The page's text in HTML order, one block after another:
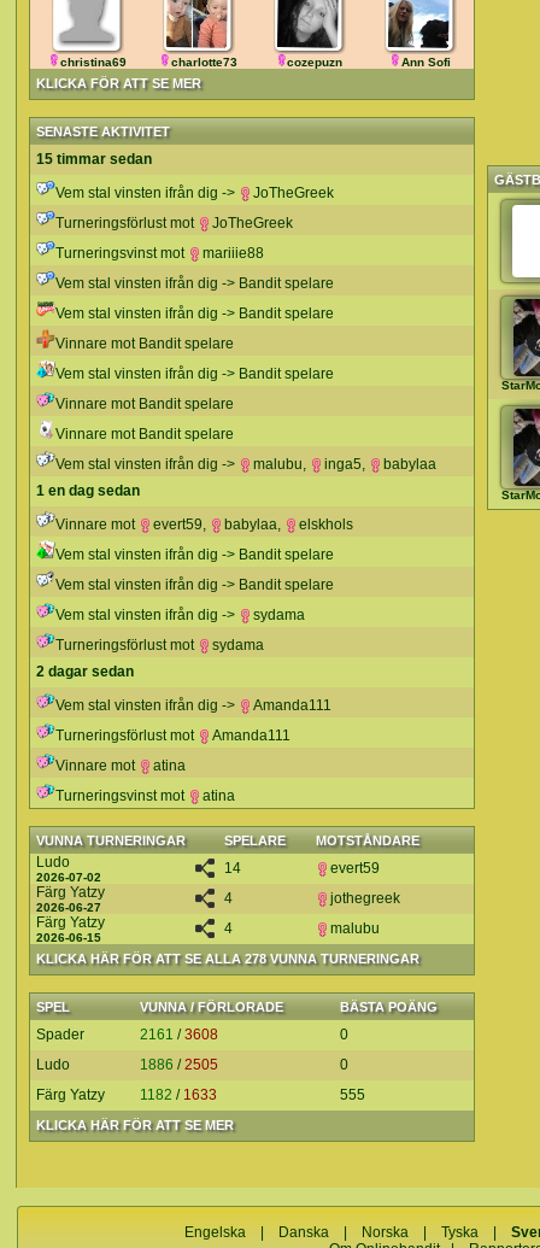
KLICKA FÖR ATT SE MER
christina69 charlotte73 cozepuzn Ann Sofi
SENASTE AKTIVITET
15 timmar sedan
Vem stal vinsten ifrån dig ->
JoTheGreek
Turneringsförlust mot
JoTheGreek
Turneringsvinst mot
mariiie88
Vem stal vinsten ifrån dig -> Bandit spelare
Vem stal vinsten ifrån dig -> Bandit spelare
Vinnare mot Bandit spelare
Vem stal vinsten ifrån dig -> Bandit spelare
Vinnare mot Bandit spelare
Vinnare mot Bandit spelare
Vem stal vinsten ifrån dig ->
malubu, inga5,
babylaa
1 en dag sedan
Vinnare mot
evert59, babylaa,
elskhols
Vem stal vinsten ifrån dig -> Bandit spelare
Vem stal vinsten ifrån dig -> Bandit spelare
Vem stal vinsten ifrån dig ->
sydama
Turneringsförlust mot
sydama
2 dagar sedan
Vem stal vinsten ifrån dig ->
Amanda111
Turneringsförlust mot
Amanda111
Vinnare mot
atina
Turneringsvinst mot
atina
VUNNA TURNERINGAR SPELARE MOTSTÅNDARE
KLICKA HÄR FÖR ATT SE ALLA 278 VUNNA TURNERINGAR
Ludo
2026-07-02
14
evert59
Färg Yatzy
2026-06-27
4
jothegreek
Färg Yatzy
2026-06-15
4 malubu
SPEL VUNNA / FÖRLORADE BÄSTA POÄNG
KLICKA HÄR FÖR ATT SE MER
Spader 2161 /3608
0
Ludo
1886 /2505
0
Färg Yatzy
1182 / 1633 555
Engelska Danska Norska |Tyska |